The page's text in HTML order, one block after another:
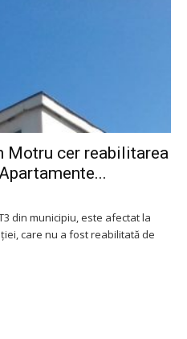
Motru cer reabilitarea
din municipiu, este afectat la
care nu a fost reabilitată de